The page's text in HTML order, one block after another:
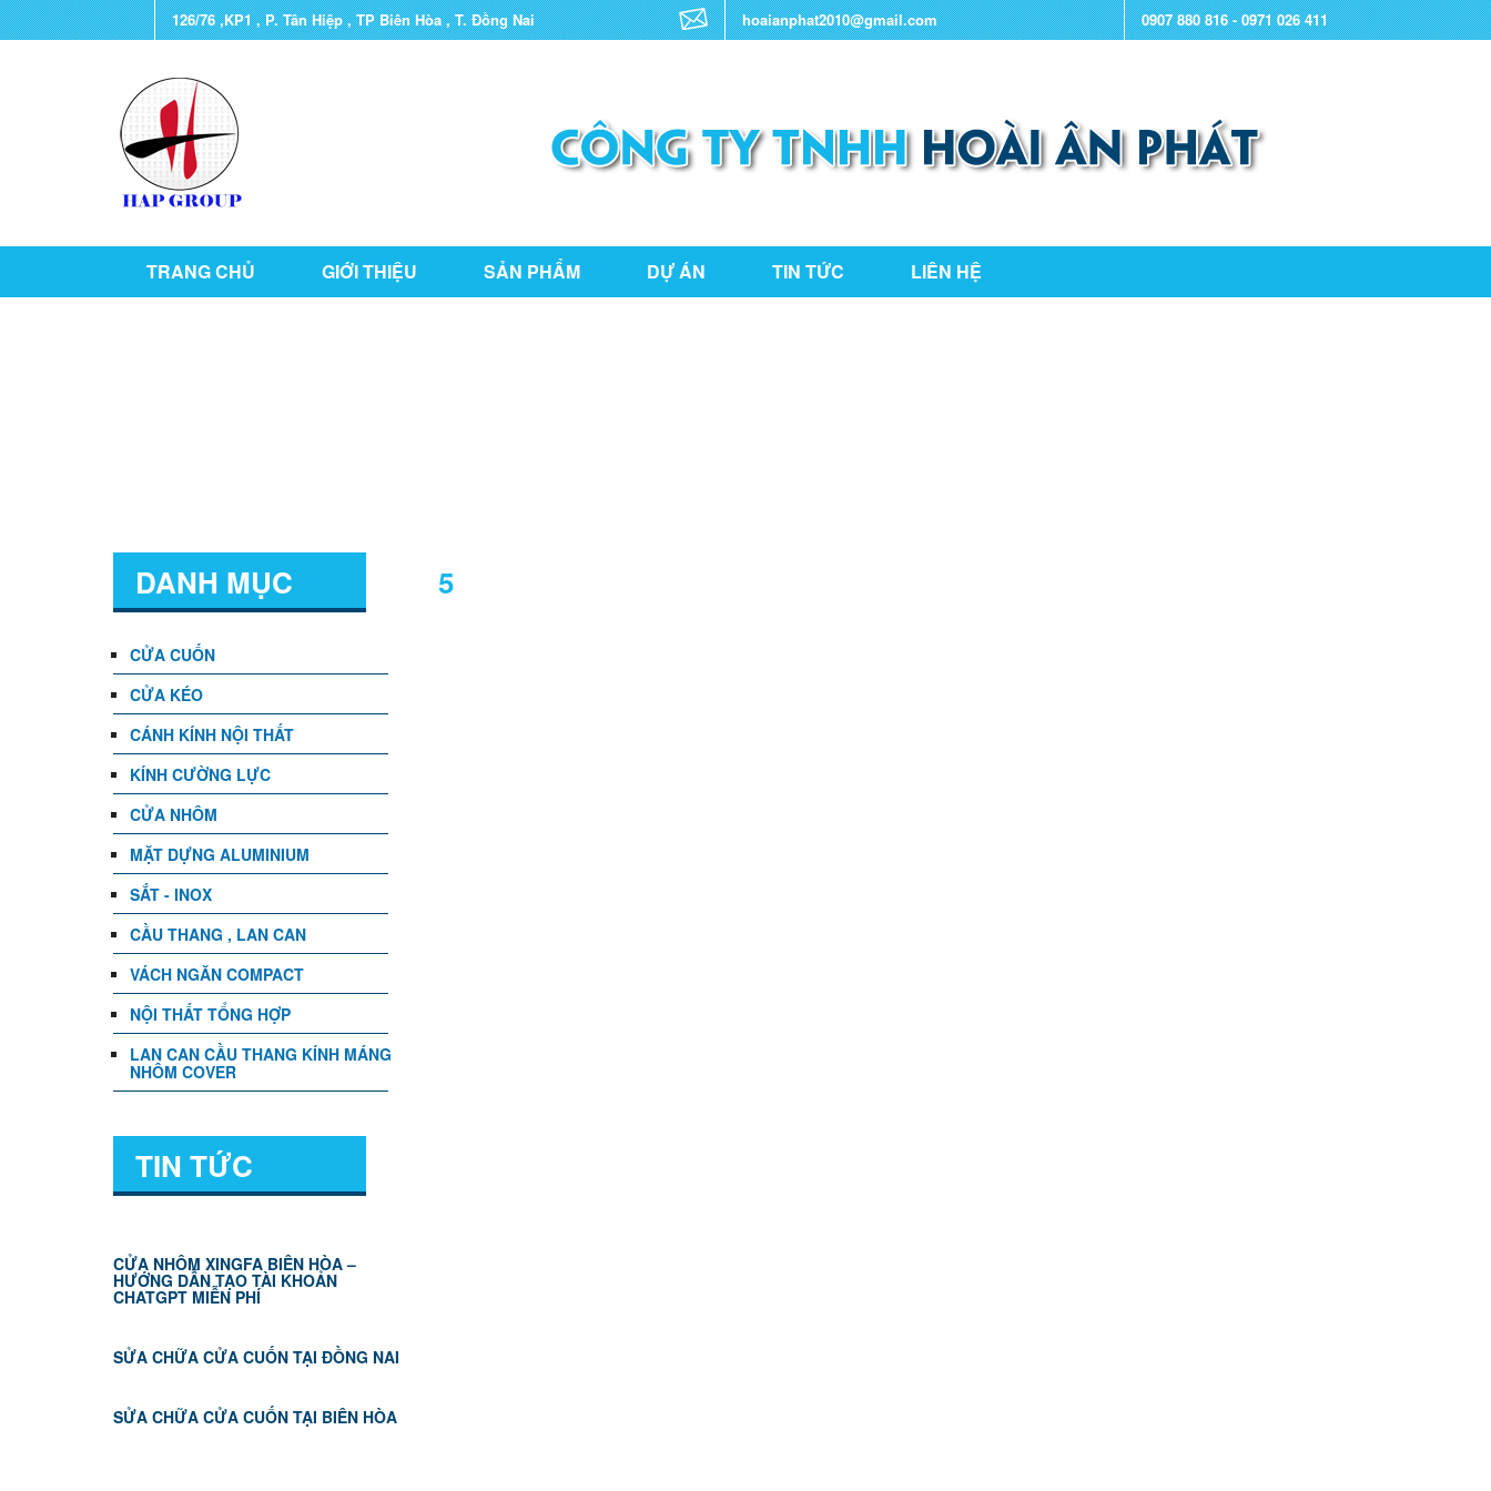
126/76 ,KP1 , P. Tân Hiệp , TP Biên Hòa , T. Đồng Nai hoaianphat2010@gmail.com 0907 880 816 - 0971 026 411
TRANG CHỦ GIỚI THIỆU SẢN PHẨM DỰ ÁN TIN TỨC LIÊN HỆ
5
DANH MỤC
CỬA CUỐN
CỬA KÉO
CÁNH KÍNH NỘI THẤT
KÍNH CƯỜNG LỰC
CỬA NHÔM
MẶT DỰNG ALUMINIUM
SẮT - INOX
CẦU THANG , LAN CAN
VÁCH NGĂN COMPACT
NỘI THẤT TỔNG HỢP
LAN CAN CẦU THANG KÍNH MÁNG
NHÔM COVER
TIN TỨC
CỬA NHÔM XINGFA BIÊN HÒA –
HƯỚNG DẪN TẠO TÀI KHOẢN
CHATGPT MIỄN PHÍ
SỬA CHỮA CỬA CUỐN TẠI ĐỒNG NAI
SỬA CHỮA CỬA CUỐN TẠI BIÊN HÒA